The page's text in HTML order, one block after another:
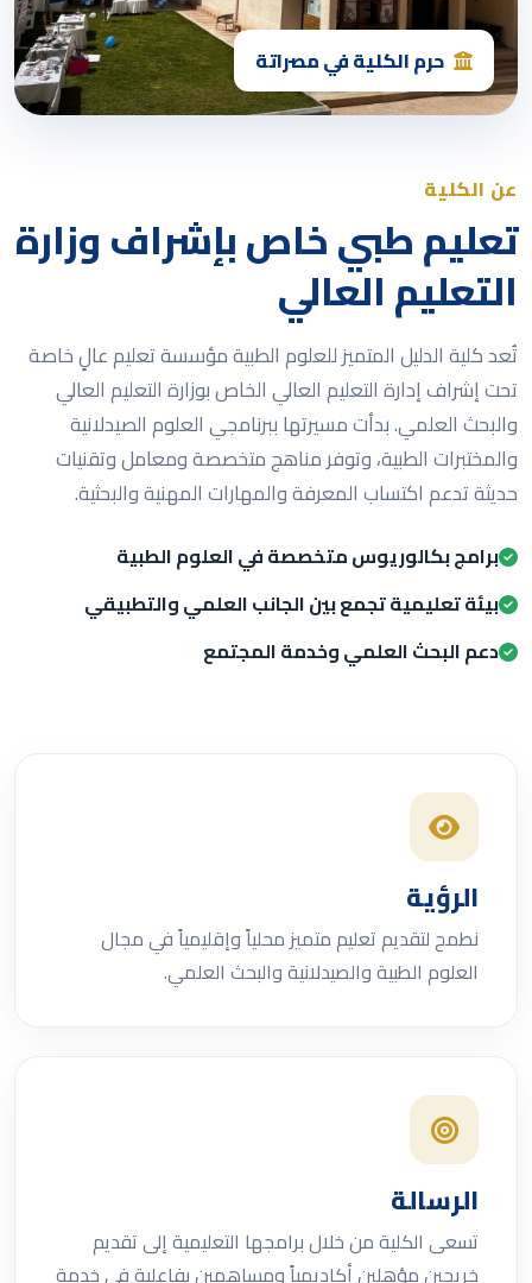
حرم الكلية في مصراتة
عن الكلية
تعليم طبي خاص بإشراف وزارة
التعليم العالي
تُعد كلية الدليل المتميز للعلوم الطبية مؤسسة تعليم عالٍ خاصة
تحت إشراف إدارة التعليم العالي الخاص بوزارة التعليم العالي
والبحث العلمي. بدأت مسيرتها ببرنامجي العلوم الصيدلانية
والمختبرات الطبية، وتوفر مناهج متخصصة ومعامل وتقنيات
حديثة تدعم اكتساب المعرفة والمهارات المهنية والبحثية.
برامج بكالوريوس متخصصة في العلوم الطبية
بيئة تعليمية تجمع بين الجانب العلمي والتطبيقي
دعم البحث العلمي وخدمة المجتمع
الرؤية
نطمح لتقديم تعليم متميز محلياً وإقليمياً في مجال
العلوم الطبية والصيدلانية والبحث العلمي.
الرسالة
تسعى الكلية من خلال برامجها التعليمية إلى تقديم
خريجين مؤهلين أكاديمياً ومساهمين بفاعلية في خدمة